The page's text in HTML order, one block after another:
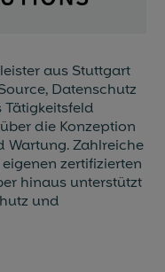
aus Stuttgart
Datenschutz
die Konzeption
Wartung. Zahlreiche
zertifizierten
hinaus unterstützt
und